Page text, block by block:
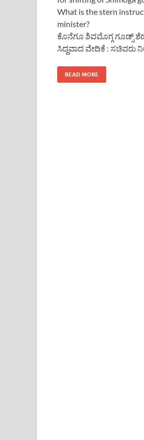
What is the stern
minister?
ಕೊನೆಗೂ ಶಿವಮೊಗ್ಗ ಗೂಡ್ಸ್ ಶೆಡ್
ಸಿದ್ದವಾದ ವೇದಿಕೆ :
READ MORE